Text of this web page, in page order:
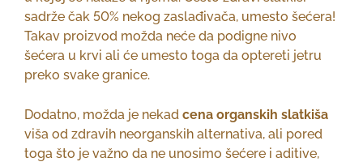
sadrže čak 50% nekog zaslađivača, umesto šećera!
Takav proizvod možda neće da podigne nivo
šećera u krvi ali će umesto toga da optereti jetru
preko svake granice.
Dodatno, možda je nekad cena organskih slatkiša
viša od zdravih neorganskih alternativa, ali pored
toga što je važno da ne unosimo šećere i aditive,